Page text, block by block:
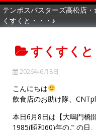
テンポスバスターズ高松店
くすくと・・・♪
すくすくと
2026年6月8日
こんにちは
飲食店のお助け隊、
本日6月8日は【大鳴門橋
1985(昭和60)年のこの日